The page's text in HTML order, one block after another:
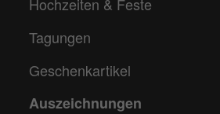
Tagungen
Geschenkartikel
Auszeichnungen